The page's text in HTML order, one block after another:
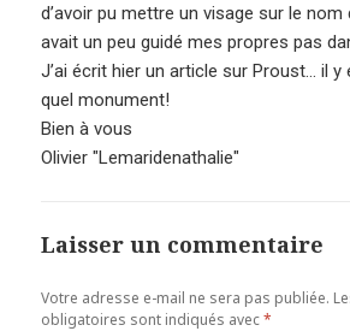
d’avoir pu mettre un visage sur le nom
avait un peu guidé mes propres pas
J’ai écrit hier un article sur Proust… il y
quel monument!
Bien à vous
Olivier "Lemaridenathalie"
Laisser un commentaire
Votre adresse e-mail ne sera pas publiée.
obligatoires sont indiqués avec*